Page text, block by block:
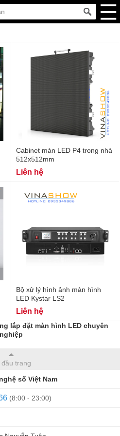
Cabinet màn LED P4 trong nhà
512x512mm
Liên hệ
Bộ xử lý hình ảnh màn hình
LED Kystar LS2
Liên hệ
lắp đặt màn hình LED chuyên
nghiệp
đầu trang
số Việt Nam
(8:00 - 23:00)